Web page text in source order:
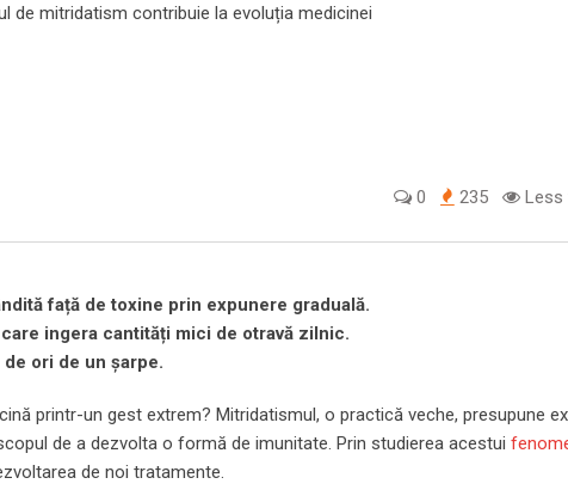
0 235 Less
față de toxine prin expunere graduală.
ingera cantități mici de otravă zilnic.
ori de un șarpe.
printr-un gest extrem? Mitridatismul, o practică veche, presupune
de a dezvolta o formă de imunitate. Prin studierea acestui
de noi tratamente.